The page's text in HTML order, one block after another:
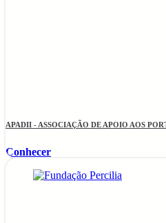
APADII - ASSOCIAÇÃO DE APOIO AOS
Conhecer